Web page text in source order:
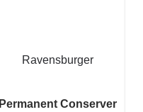
Ravensburger
Permanent Conserver